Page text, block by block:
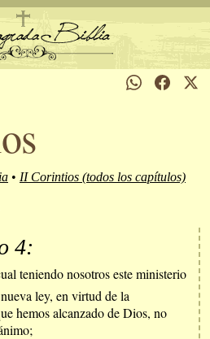
• II Corintios (todos los capítulos)
4:
teniendo nosotros este ministerio
ley, en virtud de la
hemos alcanzado de Dios, no